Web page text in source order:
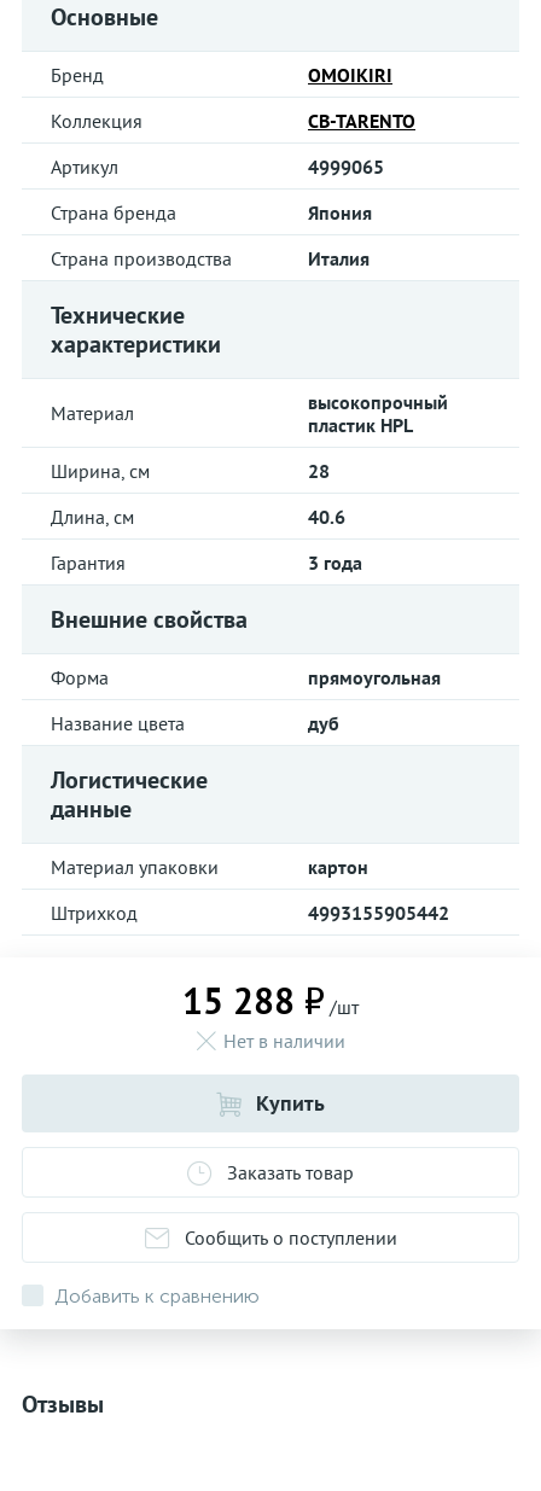
Основные
Бренд
OMOIKIRI
Коллекция
CB-TARENTO
Артикул
4999065
Страна бренда
Япония
Страна производства
Италия
Технические
характеристики
Материал
высокопрочный
пластик HPL
Ширина, см
28
Длина, см
40.6
Гарантия
3 года
Внешние свойства
Форма
прямоугольная
Название цвета
дуб
Логистические
данные
Материал упаковки
картон
Штрихкод
4993155905442
15 288 ₽ /шт
Нет в наличии
Купить
Заказать товар
Сообщить о поступлении
Добавить к сравнению
Отзывы